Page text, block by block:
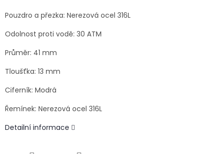
Pouzdro a přezka: Nerezová ocel 316L
Odolnost proti vodě: 30 ATM
Průměr: 41 mm
Tloušťka: 13 mm
Ciferník: Modrá
Řemínek: Nerezová ocel 316L
Detailní informace